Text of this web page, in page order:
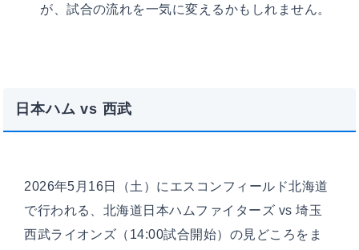
が、試合の流れを一気に変えるかもしれません。
日本ハム vs 西武
2026年5月16日（土）にエスコンフィールド北海道
で行われる、北海道日本ハムファイターズ vs 埼玉
西武ライオンズ（14:00試合開始）の見どころをま